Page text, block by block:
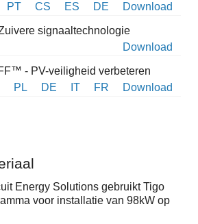
PT
CS ES DE Download
signaaltechnologie
Download
- PV-veiligheid verbeteren
PL DE IT FR Download
Energy Solutions gebruikt Tigo
voor installatie van 98kW op